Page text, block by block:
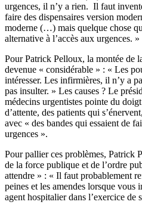
urgences, il n’y a rien. Il faut
faire des dispensaires version
moderne (…) mais quelque chose
alternative à l’accès aux urgences. »
Pour Patrick Pelloux, la montée de
devenue « considérable » : « Les
intéresser. Les infirmières, il n’y a
pas insulter. » Les causes ? Le
médecins urgentistes pointe du
d’attente, des patients qui
avec « des bandes qui essaient de
urgences ».
Pour pallier ces problèmes, Patrick
de la force publique et de l’ordre
attendre » : « Il faut probablement
peines et les amendes lorsque
agent hospitalier dans l’exercice de